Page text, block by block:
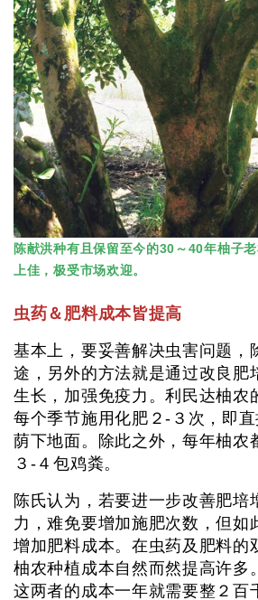
陈献洪种有且保留至今的30～40年柚子
上佳，极受市场欢迎。
虫药＆肥料成本皆提高
基本上，要妥善解决虫害问题，
途，另外的方法就是通过改良肥
生长，加强免疫力。利民达柚农
每个季节施用化肥２-３次，即
荫下地面。除此之外，每年柚农
３-４包鸡粪。
陈氏认为，若要进一步改善肥培
力，难免要增加施肥次数，但如
增加肥料成本。在虫药及肥料的
柚农种植成本自然而然提高许多
这两者的成本一年就需要整２百